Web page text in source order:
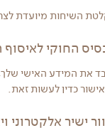
השיחות מיועדת
את המידע האישי
אישור כדין לעשות זאת.